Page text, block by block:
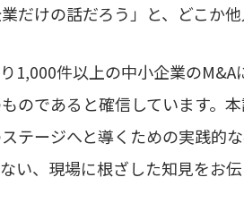
だけの話だろう」と、どこか
1,000件以上の中小企業の
のであると確信しています。
テージへと導くための実践的
い、現場に根ざした知見をお